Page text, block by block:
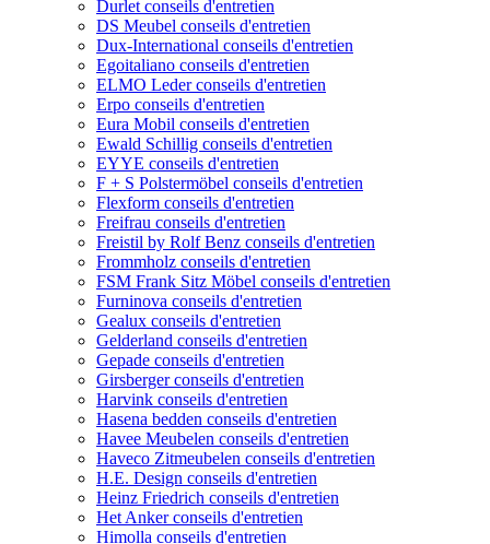
Durlet conseils d'entretien
DS Meubel conseils d'entretien
Dux-International conseils d'entretien
Egoitaliano conseils d'entretien
ELMO Leder conseils d'entretien
Erpo conseils d'entretien
Eura Mobil conseils d'entretien
Ewald Schillig conseils d'entretien
EYYE conseils d'entretien
F + S Polstermöbel conseils d'entretien
Flexform conseils d'entretien
Freifrau conseils d'entretien
Freistil by Rolf Benz conseils d'entretien
Frommholz conseils d'entretien
FSM Frank Sitz Möbel conseils d'entretien
Furninova conseils d'entretien
Gealux conseils d'entretien
Gelderland conseils d'entretien
Gepade conseils d'entretien
Girsberger conseils d'entretien
Harvink conseils d'entretien
Hasena bedden conseils d'entretien
Havee Meubelen conseils d'entretien
Haveco Zitmeubelen conseils d'entretien
H.E. Design conseils d'entretien
Heinz Friedrich conseils d'entretien
Het Anker conseils d'entretien
Himolla conseils d'entretien